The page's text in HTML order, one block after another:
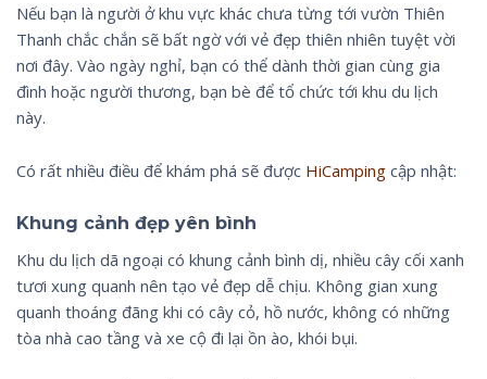
Nếu bạn là người ở khu vực khác chưa từng tới vườn Thiên
Thanh chắc chắn sẽ bất ngờ với vẻ đẹp thiên nhiên tuyệt vời
nơi đây. Vào ngày nghỉ, bạn có thể dành thời gian cùng gia
đình hoặc người thương, bạn bè để tổ chức tới khu du lịch
này.
Có rất nhiều điều để khám phá sẽ được HiCamping cập nhật:
Khung cảnh đẹp yên bình
Khu du lịch dã ngoại có khung cảnh bình dị, nhiều cây cối xanh
tươi xung quanh nên tạo vẻ đẹp dễ chịu. Không gian xung
quanh thoáng đãng khi có cây cỏ, hồ nước, không có những
tòa nhà cao tầng và xe cộ đi lại ồn ào, khói bụi.